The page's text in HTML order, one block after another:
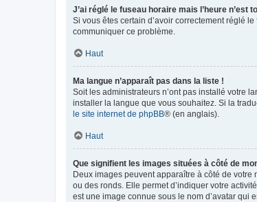
J’ai réglé le fuseau horaire mais l’heure n’est
Si vous êtes certain d’avoir correctement réglé
communiquer ce problème.
Haut
Ma langue n’apparaît pas dans la liste !
Soit les administrateurs n’ont pas installé votre
installer la langue que vous souhaitez. Si la
le site internet de phpBB® (en anglais).
Haut
Que signifient les images situées à côté de
Deux images peuvent apparaître à côté de
ou des ronds. Elle permet d’indiquer votre
est une image connue sous le nom d’avatar qui